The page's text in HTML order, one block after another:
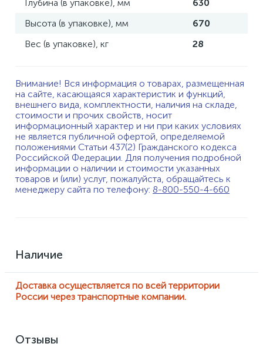
Глубина (в упаковке), мм
630
Высота (в упаковке), мм
670
Вес (в упаковке), кг
28
Внимание! Вся информация о товарах, размещенная
на сайте, касающаяся характеристик и функций,
внешнего вида, комплектности, наличия на складе,
стоимости и прочих свойств, носит
информационный характер и ни при каких условиях
не является публичной офертой, определяемой
положениями Статьи 437(2) Гражданского кодекса
Российской Федерации. Для получения подробной
информации о наличии и стоимости указанных
товаров и (или) услуг, пожалуйста, обращайтесь к
менеджеру сайта по телефону: 8-800-550-4-660
Наличие
Доставка осуществляется по всей территории
России через транспортные компании.
Отзывы